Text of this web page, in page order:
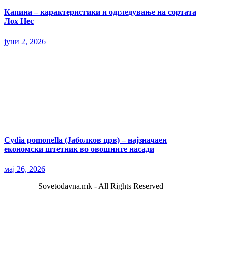
Капина – карактеристики и одгледување на сортата
Лох Нес
јуни 2, 2026
Cydia pomonella (Јаболков црв) – најзначаен
економски штетник во овошните насади
мај 26, 2026
Sovetodavna.mk - All Rights Reserved